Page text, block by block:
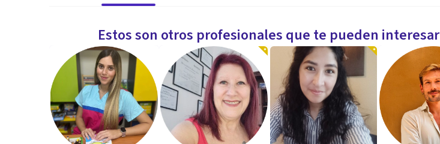
Estos son otros profesionales que te pueden interesar